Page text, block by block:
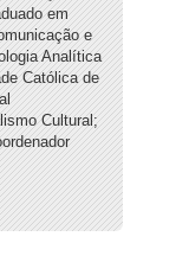
em
e
Analítica
Católica de
Cultural;